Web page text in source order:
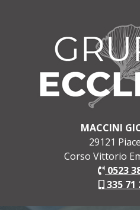
MACCINI
29121
Corso Vittorio
0523
335 71